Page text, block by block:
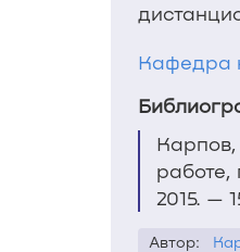
Кафедра
2015. —
Автор: